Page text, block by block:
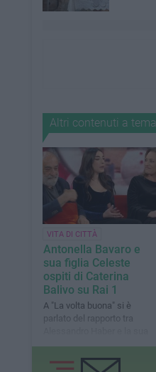
Altri contenuti a tema
VITA DI CITTÀ
Antonella Bavaro e
sua figlia Celeste
ospiti di Caterina
Balivo su Rai 1
A "La volta buona" si è
parlato del rapporto tra
unica figlia